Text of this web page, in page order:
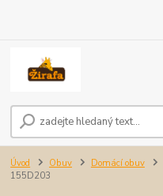
Úvod Obuv Domácí obuv
155D203